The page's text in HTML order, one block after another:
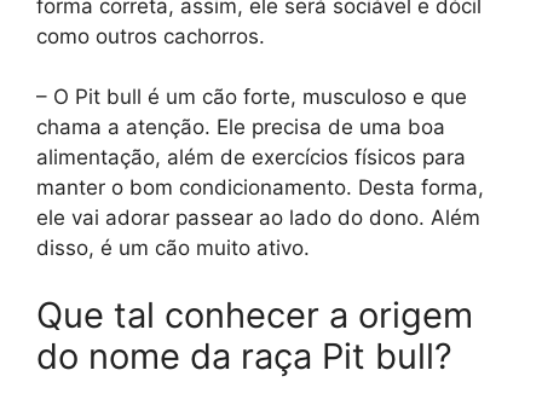
forma correta, assim, ele será sociável e dócil
como outros cachorros.
– O Pit bull é um cão forte, musculoso e que
chama a atenção. Ele precisa de uma boa
alimentação, além de exercícios físicos para
manter o bom condicionamento. Desta forma,
ele vai adorar passear ao lado do dono. Além
disso, é um cão muito ativo.
Que tal conhecer a origem
do nome da raça Pit bull?